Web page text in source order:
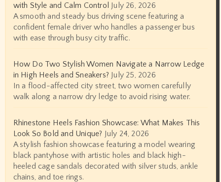
with Style and Calm Control July 26, 2026
A smooth and steady bus driving scene featuring a
confident female driver who handles a passenger bus
with ease through busy city traffic.
How Do Two Stylish Women Navigate a Narrow Ledge
in High Heels and Sneakers? July 25, 2026
In a flood-affected city street, two women carefully
walk along a narrow dry ledge to avoid rising water.
Rhinestone Heels Fashion Showcase: What Makes This
Look So Bold and Unique? July 24, 2026
A stylish fashion showcase featuring a model wearing
black pantyhose with artistic holes and black high-
heeled cage sandals decorated with silver studs, ankle
chains, and toe rings.